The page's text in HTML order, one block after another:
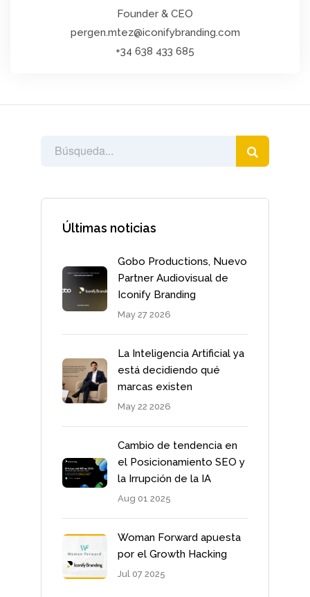
Últimas noticias
Gobo Productions, Nuevo
Partner Audiovisual de
Iconify Branding
May 27 2026
La Inteligencia Artificial ya
está decidiendo qué
marcas existen
May 22 2026
Cambio de tendencia en
el Posicionamiento SEO y
la Irrupción de la IA
Aug 01 2025
Woman Forward apuesta
por el Growth Hacking
Jul 07 2025
Founder & CEO
pergen.mtez@iconifybranding.com
+34 638 433 685